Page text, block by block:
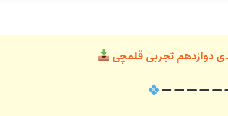
دوازدهم تجربی قلمچی